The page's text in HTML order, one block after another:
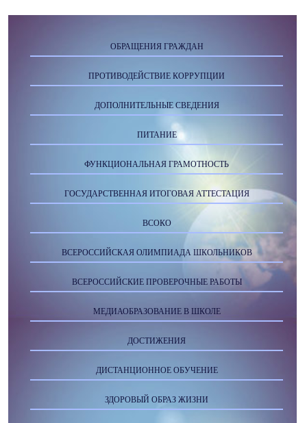
ОБРАЩЕНИЯ ГРАЖДАН
ПРОТИВОДЕЙСТВИЕ КОРРУПЦИИ
ДОПОЛНИТЕЛЬНЫЕ СВЕДЕНИЯ
ПИТАНИЕ
ФУНКЦИОНАЛЬНАЯ ГРАМОТНОСТЬ
ГОСУДАРСТВЕННАЯ ИТОГОВАЯ АТТЕСТАЦИЯ
ВСОКО
ВСЕРОССИЙСКАЯ ОЛИМПИАДА ШКОЛЬНИКОВ
ВСЕРОССИЙСКИЕ ПРОВЕРОЧНЫЕ РАБОТЫ
МЕДИАОБРАЗОВАНИЕ В ШКОЛЕ
ДОСТИЖЕНИЯ
ДИСТАНЦИОННОЕ ОБУЧЕНИЕ
ЗДОРОВЫЙ ОБРАЗ ЖИЗНИ